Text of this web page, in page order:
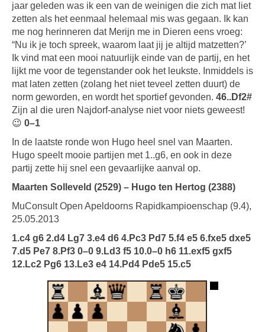
jaar geleden was ik een van de weinigen die zich mat liet
zetten als het eenmaal helemaal mis was gegaan. Ik kan
me nog herinneren dat Merijn me in Dieren eens vroeg:
“Nu ik je toch spreek, waarom laat jij je altijd matzetten?’
Ik vind mat een mooi natuurlijk einde van de partij, en het
lijkt me voor de tegenstander ook het leukste. Inmiddels is
mat laten zetten (zolang het niet teveel zetten duurt) de
norm geworden, en wordt het sportief gevonden. 46..Df2#
Zijn al die uren Najdorf-analyse niet voor niets geweest!
😉 0–1
In de laatste ronde won Hugo heel snel van Maarten.
Hugo speelt mooie partijen met 1..g6, en ook in deze
partij zette hij snel een gevaarlijke aanval op.
Maarten Solleveld (2529) – Hugo ten Hertog (2388)
MuConsult Open Apeldoorns Rapidkampioenschap (9.4),
25.05.2013
1.c4 g6 2.d4 Lg7 3.e4 d6 4.Pc3 Pd7 5.f4 e5 6.fxe5 dxe5
7.d5 Pe7 8.Pf3 0–0 9.Ld3 f5 10.0–0 h6 11.exf5 gxf5
12.Lc2 Pg6 13.Le3 e4 14.Pd4 Pde5 15.c5